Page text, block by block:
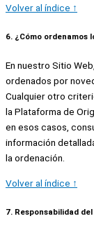
Volver al índice ↑
6. ¿Cómo ordenamos
En nuestro Sitio
ordenados por
Cualquier otro
la Plataforma de
en esos casos,
información
la ordenación.
Volver al índice ↑
7. Responsabilidad